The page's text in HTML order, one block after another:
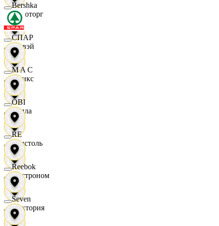
Агроторг
Амвэй
Аникс
Билла
Бристоль
Быстроном
Виктория
Bershka
СПАР
M A C
OBI
RE
Reebok
Seven